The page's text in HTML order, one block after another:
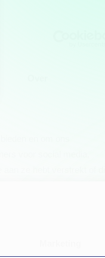
ze hebt verstrekt of die